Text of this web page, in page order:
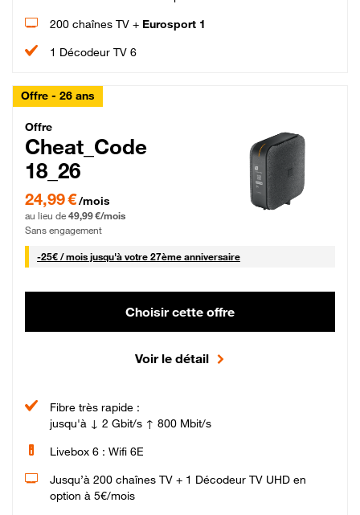
200 chaînes TV + Eurosport 1
1 Décodeur TV 6
Offre - 26 ans
Cheat_Code Fibre_18_26
Offre
Cheat_Code
18_26
24,99 € par mois pendant 0 mois puis 49,99 € par mois, Sans engagement
24,99 €/mois
au lieu de 49,99 €/mois
Sans engagement
-25€ / mois25 € par mois
jusqu'à votre 27ème anniversaire
Choisir cette offre
Voir le détail
Fibre très rapide :
jusqu'à ↓ 2 Gbit/s ↑ 800 Mbit/s
Livebox 6 : Wifi 6E
Jusqu’à 200 chaînes TV + 1 Décodeur TV UHD en
option à 5€/mois